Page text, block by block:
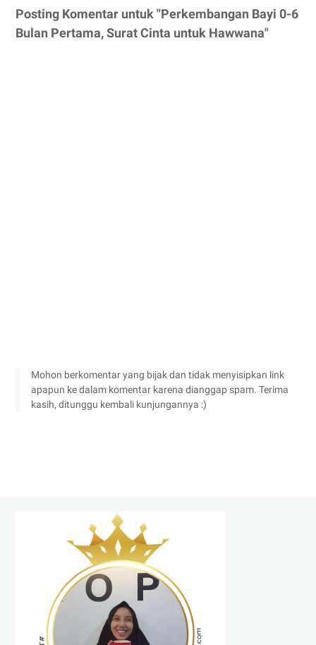
Posting Komentar untuk "Perkembangan Bayi 0-6
Bulan Pertama, Surat Cinta untuk Hawwana"
Mohon berkomentar yang bijak dan tidak menyisipkan link
apapun ke dalam komentar karena dianggap spam. Terima
kasih, ditunggu kembali kunjungannya :)